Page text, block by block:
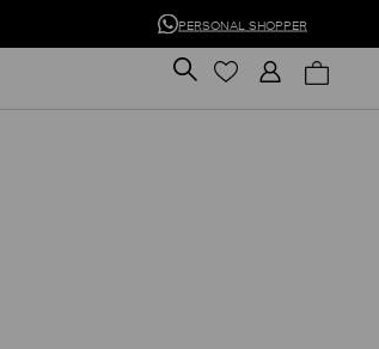
PERSONAL SHOPPER